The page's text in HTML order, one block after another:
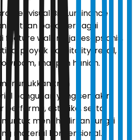
visual Bio Luminance
pada berbagai
wall, meja resepsionis,
di proyek hospitality, retail,
maupun hunian.
tren
bangunan yang semakin
performa, estetika, serta
untuk menghadirkan fungsi
material konvensional.